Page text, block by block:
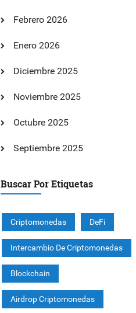
Febrero 2026
Enero 2026
Diciembre 2025
Noviembre 2025
Octubre 2025
Septiembre 2025
Buscar Por Etiquetas
Criptomonedas DeFi
Intercambio De Criptomonedas
Blockchain
Airdrop Criptomonedas